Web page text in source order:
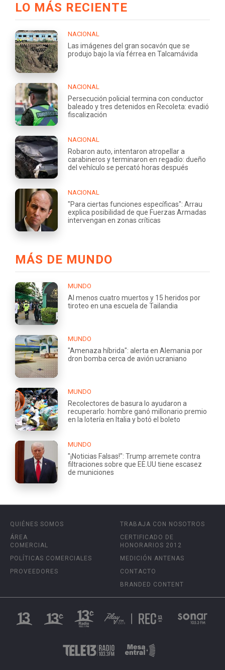
LO MÁS RECIENTE
NACIONAL
Las imágenes del gran socavón que se
produjo bajo la vía férrea en Talcamávida
NACIONAL
Persecución policial termina con conductor
baleado y tres detenidos en Recoleta: evadió
fiscalización
NACIONAL
Robaron auto, intentaron atropellar a
carabineros y terminaron en regadío: dueño
del vehículo se percató horas después
NACIONAL
"Para ciertas funciones específicas": Arrau
explica posibilidad de que Fuerzas Armadas
intervengan en zonas críticas
MÁS DE MUNDO
MUNDO
Al menos cuatro muertos y 15 heridos por
tiroteo en una escuela de Tailandia
MUNDO
"Amenaza híbrida": alerta en Alemania por
dron bomba cerca de avión ucraniano
MUNDO
Recolectores de basura lo ayudaron a
recuperarlo: hombre ganó millonario premio
en la lotería en Italia y botó el boleto
MUNDO
"¡Noticias Falsas!": Trump arremete contra
filtraciones sobre que EE.UU tiene escasez
de municiones
QUIÉNES SOMOS
ÁREA
COMERCIAL
POLÍTICAS COMERCIALES
PROVEEDORES
TRABAJA CON NOSOTROS
CERTIFICADO DE
HONORARIOS 2012
MEDICIÓN ANTENAS
CONTACTO
BRANDED CONTENT